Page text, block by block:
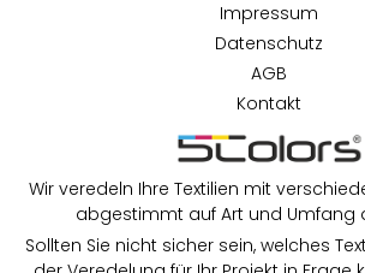
Wir veredeln Ihre Textilien mit
abgestimmt auf Art und Umfang
Sollten Sie nicht sicher sein, welches
Impressum
Datenschutz
AGB
Kontakt